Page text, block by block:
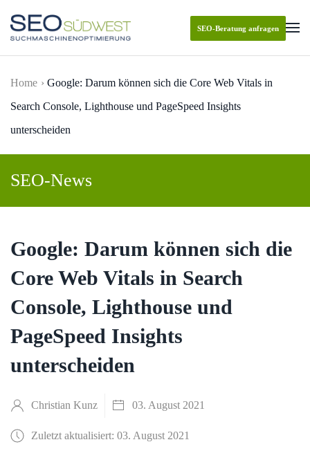
Skip to main content
SEO-Beratung anfragen
Home
Google: Darum können sich die Core Web Vitals in
Search Console, Lighthouse und PageSpeed Insights
unterscheiden
SEO-News
Google: Darum können sich die
Core Web Vitals in Search
Console, Lighthouse und
PageSpeed Insights
unterscheiden
Christian Kunz 03. August 2021
Zuletzt aktualisiert: 03. August 2021